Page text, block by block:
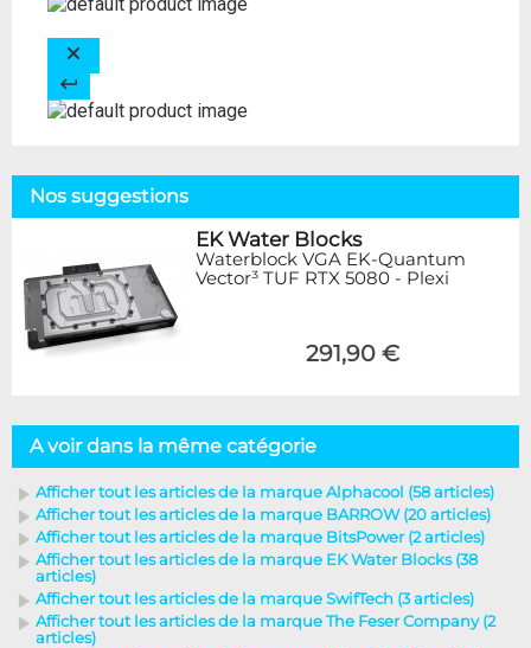
Nos suggestions
EK Water Blocks
Waterblock VGA EK-Quantum
Vector³ TUF RTX 5080 - Plexi
291,90 €
A voir dans la même catégorie
Afficher tout les articles de la marque Alphacool (58 articles)
Afficher tout les articles de la marque BARROW (20 articles)
Afficher tout les articles de la marque BitsPower (2 articles)
Afficher tout les articles de la marque EK Water Blocks (38
articles)
Afficher tout les articles de la marque SwifTech (3 articles)
Afficher tout les articles de la marque The Feser Company (2
articles)